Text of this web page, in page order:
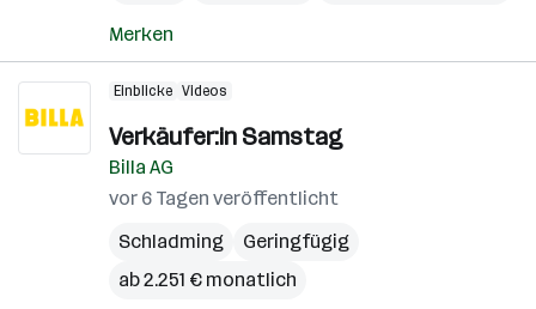
Merken
Einblicke Videos
Verkäufer:in Samstag
Billa AG
vor 6 Tagen veröffentlicht
Schladming
Geringfügig
ab 2.251 € monatlich